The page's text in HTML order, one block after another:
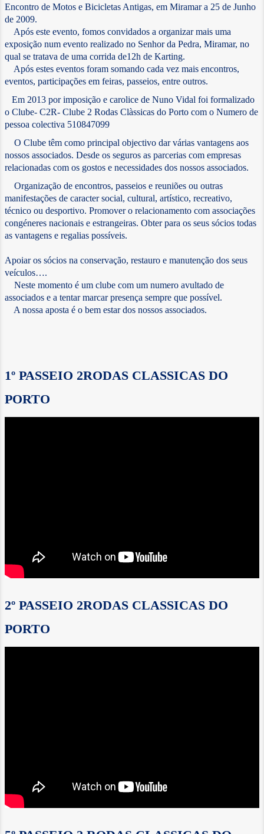
Encontro de Motos e Bicicletas Antigas, em Miramar a 25 de Junho
de 2009.
Após este evento, fomos convidados a organizar mais uma
exposição num evento realizado no Senhor da Pedra, Miramar, no
qual se tratava de uma corrida de12h de Karting.
Após estes eventos foram somando cada vez mais encontros,
eventos, participações em feiras, passeios, entre outros.
Em 2013 por imposição e carolice de Nuno Vidal foi formalizado
o Clube- C2R- Clube 2 Rodas Clàssicas do Porto com o Numero de
pessoa colectiva 510847099
O Clube têm como principal objectivo dar várias vantagens aos
nossos associados. Desde os seguros as parcerias com empresas
relacionadas com os gostos e necessidades dos nossos associados.
Organização de encontros, passeios e reuniões ou outras
manifestações de caracter social, cultural, artístico, recreativo,
técnico ou desportivo. Promover o relacionamento com associações
congéneres nacionais e estrangeiras. Obter para os seus sócios todas
as vantagens e regalias possíveis.
Apoiar os sócios na conservação, restauro e manutenção dos seus
veículos….
Neste momento é um clube com um numero avultado de
associados e a tentar marcar presença sempre que possível.
A nossa aposta é o bem estar dos nossos associados.
1º PASSEIO 2RODAS CLASSICAS DO
PORTO
2º PASSEIO 2RODAS CLASSICAS DO
PORTO